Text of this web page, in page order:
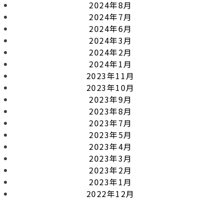
2024年8月
2024年7月
2024年6月
2024年3月
2024年2月
2024年1月
2023年11月
2023年10月
2023年9月
2023年8月
2023年7月
2023年5月
2023年4月
2023年3月
2023年2月
2023年1月
2022年12月